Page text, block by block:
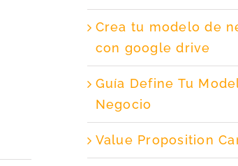
Crea tu modelo de
con google drive
Guía Define Tu
Negocio
Value Proposition